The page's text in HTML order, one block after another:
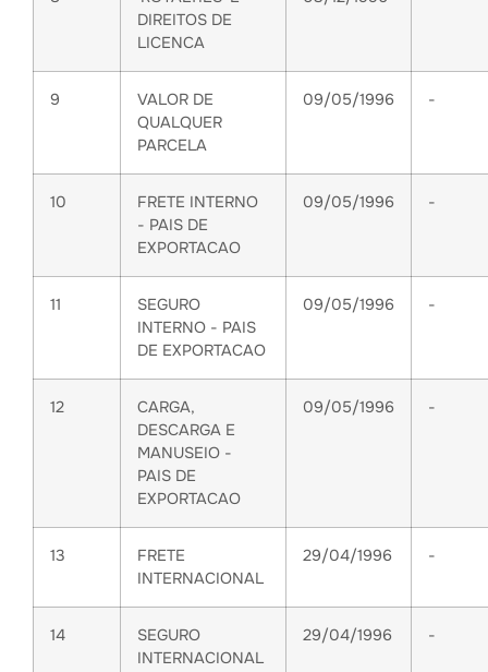
DIREITOS DE
LICENCA
9
VALOR DE
QUALQUER
PARCELA
09/05/1996 -
10
FRETE INTERNO
- PAIS DE
EXPORTACAO
09/05/1996 -
11
SEGURO
INTERNO - PAIS
DE EXPORTACAO
09/05/1996 -
12
CARGA,
DESCARGA E
MANUSEIO -
PAIS DE
EXPORTACAO
09/05/1996 -
13
FRETE
INTERNACIONAL
29/04/1996 -
14
SEGURO
INTERNACIONAL
29/04/1996 -